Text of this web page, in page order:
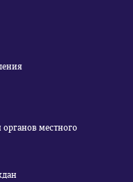
местного